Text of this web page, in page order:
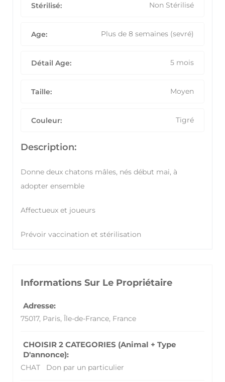
Stérilisé: Non Stérilisé
Age: Plus de 8 semaines (sevré)
Détail Age: 5 mois
Taille: Moyen
Couleur: Tigré
Description:
Donne deux chatons mâles, nés début mai, à
adopter ensemble
Affectueux et joueurs
Prévoir vaccination et stérilisation
Informations Sur Le Propriétaire
Adresse:
75017, Paris, Île-de-France, France
CHOISIR 2 CATEGORIES (Animal + Type
D'annonce):
CHAT Don par un particulier